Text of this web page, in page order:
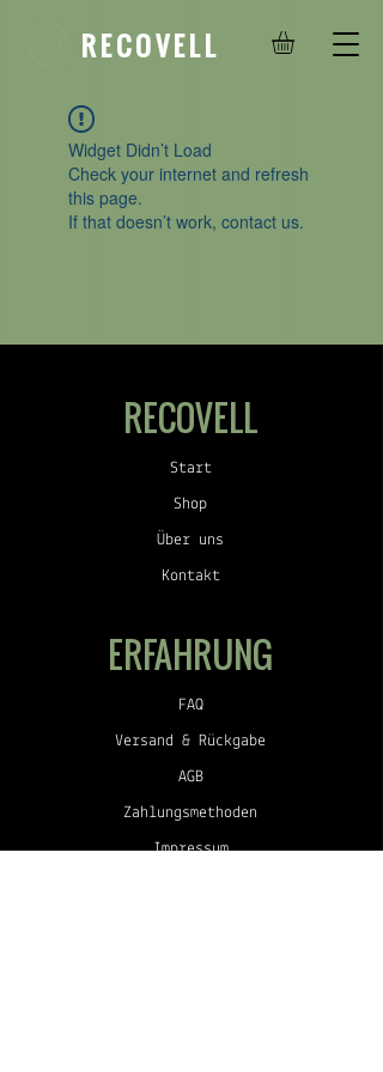
R E C O V E L L
Widget Didn’t Load
Check your internet and refresh
this page.
If that doesn’t work, contact us.
RECOVELL
Start
Shop
Über uns
Kontakt
ERFAHRUNG
FAQ
Versand & Rückgabe
AGB
Zahlungsmethoden
Impressum